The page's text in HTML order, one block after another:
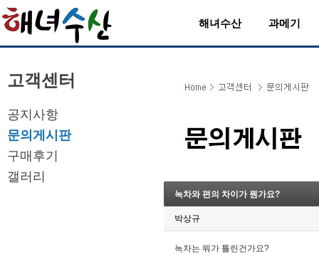
해녀수산 과메기
고객센터
공지사항
문의게시판
구매후기
갤러리
녹차와 편의 차이가 뭔가요?
박상규
녹차는 뭐가 틀린건가요?